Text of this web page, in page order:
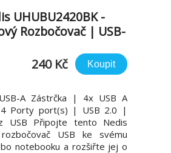
UHUBU2420BK -
Rozbočovač | USB-
| USB 2.0 | Napájení
240 Kč Koupit
A Zástrčka | 4x USB A
Porty port(s) | USB 2.0 |
USB Připojte tento Nedis
USB ke svému
notebooku a rozšiřte jej o